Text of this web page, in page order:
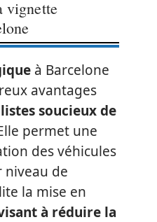
vignette
à Barcelone
avantages
soucieux de
permet une
des véhicules
niveau de
la mise en
à réduire la